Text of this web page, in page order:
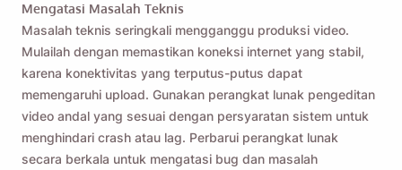
Mengatasi Masalah Teknis
Masalah teknis seringkali mengganggu produksi video.
Mulailah dengan memastikan koneksi internet yang stabil,
karena konektivitas yang terputus-putus dapat
memengaruhi upload. Gunakan perangkat lunak pengeditan
video andal yang sesuai dengan persyaratan sistem untuk
menghindari crash atau lag. Perbarui perangkat lunak
secara berkala untuk mengatasi bug dan masalah